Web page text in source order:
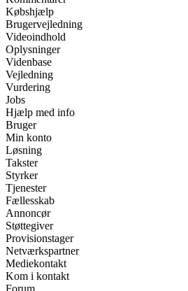
Købshjælp
Brugervejledning
Videoindhold
Oplysninger
Videnbase
Vejledning
Vurdering
Jobs
Hjælp med info
Bruger
Min konto
Løsning
Takster
Styrker
Tjenester
Fællesskab
Annoncør
Støttegiver
Provisionstager
Netværkspartner
Mediekontakt
Kom i kontakt
Forum